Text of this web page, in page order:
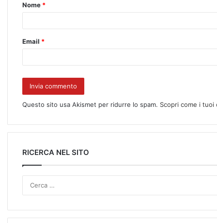
Nome *
Email *
Questo sito usa Akismet per ridurre lo spam. Scopri come i
RICERCA NEL SITO